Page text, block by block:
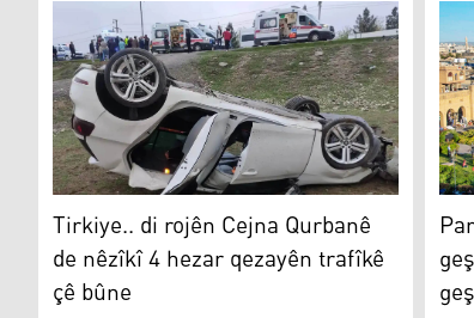
Tirkiye.. di rojên Cejna Qurbanê de nêzîkî 4
Tirkiye.. di rojên Cejna Qurbanê
de nêzîkî 4 hezar qezayên trafîkê
çê bûne